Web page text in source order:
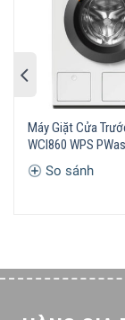
Đã được thử
Trong khi một
giờ, sản phẩm
trong tối đa
dòng máy giặt
các bộ phận cốt
lần giặt mỗi
chương trình
Máy Giặt Cửa
WCI860 WPS
So sánh